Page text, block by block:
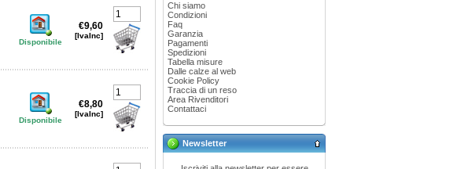
Disponibile
€9,60
[IvaInc]
Disponibile
€8,80
[IvaInc]
Chi siamo
Condizioni
Faq
Garanzia
Pagamenti
Spedizioni
Tabella misure
Dalle calze al web
Cookie Policy
Traccia di un reso
Area Rivenditori
Contattaci
Newsletter